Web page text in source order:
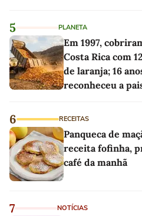
5 PLANETA
Em 1997,
Costa Rica com
de laranja; 16
reconheceu a
6 RECEITAS
Panqueca de
receita fofinha,
café da manhã
7 NOTÍCIAS